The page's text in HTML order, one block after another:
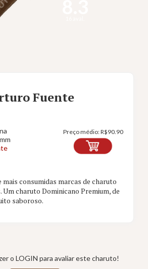
Fuente
Preço médio:R$90.90
mais consumidas marcas de charuto
Um charuto Dominicano Premium, de
saboroso.
o LOGIN para avaliar este charuto!